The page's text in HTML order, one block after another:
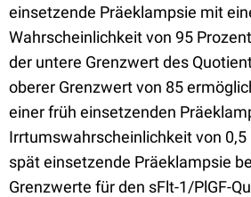
einsetzende Präeklampsie mit
Wahrscheinlichkeit von 95
der untere Grenzwert des
oberer Grenzwert von 85
einer früh einsetzenden
Irrtumswahrscheinlichkeit von 0,5
spät einsetzende Präeklampsie
Grenzwerte für den sFlt-1/PlGF-